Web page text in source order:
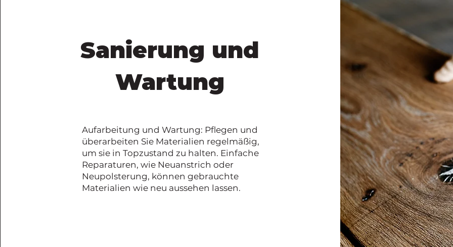
Sanierung und
Wartung
Aufarbeitung und Wartung: Pflegen und
überarbeiten Sie Materialien regelmäßig,
um sie in Topzustand zu halten. Einfache
Reparaturen, wie Neuanstrich oder
Neupolsterung, können gebrauchte
Materialien wie neu aussehen lassen.